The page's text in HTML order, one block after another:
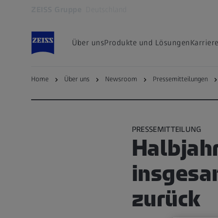
Über unsProdukte und LösungenKarriere
Home Über uns Newsroom Pressemitteilungen
PRESSEMITTEILUNG
zurück